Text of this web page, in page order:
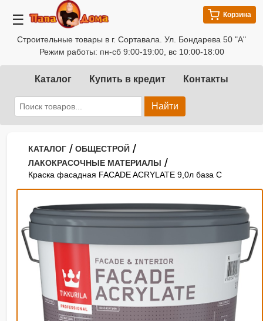
☰
Строительные товары в г. Сортавала. Ул. Бондарева 50 "А"
Режим работы: пн-сб 9:00-19:00, вс 10:00-18:00
Корзина
Каталог Купить в кредит Контакты
Найти
КАТАЛОГ / ОБЩЕСТРОЙ /
ЛАКОКРАСОЧНЫЕ МАТЕРИАЛЫ /
Краска фасадная FACADE ACRYLATE 9,0л база C